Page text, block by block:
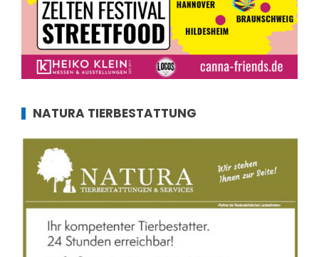
NATURA TIERBESTATTUNG